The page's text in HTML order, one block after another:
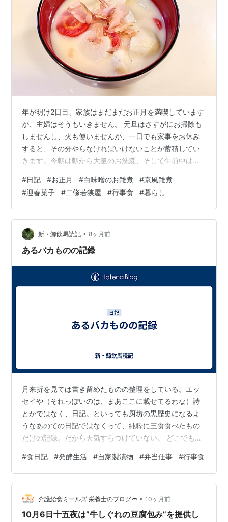
年が明け2日目、家族はまだまだお正月を満喫しています
が、主婦はそうもいきません。 元旦はさすがにお掃除も
しませんし、火も使いませんが、一日でも家事をお休み
すると、その分やらなければいけないことが蓄積してい
きます。今朝は朝から大量のお洗濯、そして午前中は皆
と、お正月だからといってのんびりはしていられませ
ん。いつも言っていますが、旅行にでも出かけて家から
離れない限り、お休みはないということです。松の内が
明け、予約したお菓子を全て楽しんだら、一人でどこか
ゆっくり旅をしてこようかなと密かに計画しています。
今日はお雑煮を作りました。 子供の頃からお雑…
#日記 #お正月 #白味噌のお雑煮 #京風雑煮
#迎春菓子 #二條若狭屋 #行事食 #暮らし
新・鯨飲馬読記 • 8ヶ月前
あるバカものの記録
月来折を見ては書き留めたものの整理をしている。エッ
セイや（それっぽいのは、まあここに載せてるわな）詩
とかではなく、日記。といっても厨坊の黒歴史になるよ
うなあのての日記ではなくって、純粋に三食食べたもの
だけの記録。だから天気すらつけていない。 どこでもメ
だが、以前某所に録しておいたものが手違いでふっとん
でしまった苦い経験があるので、少しずつクラウドに移
しているという次第。 日付・料理名（外食のときは店名
も）をいちばん簡明かつ便利なExcelに書き換えてるだけ
だから（データの流し込みは出来ない）、しかもふっと
#食日記 #発酵生活 #自家製漬物 #弁当仕事 #行事食
介護給食ミールズ 栄養士のブログ🥕 • 10ヶ月前
10月6日十五夜は”牛しぐれの豆腐包み”を提供し